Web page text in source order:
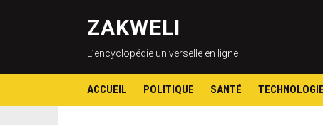
ZAKWELI
L’encyclopédie universelle en ligne
ACCUEIL POLITIQUE SANTÉ TECHNOLOGIE